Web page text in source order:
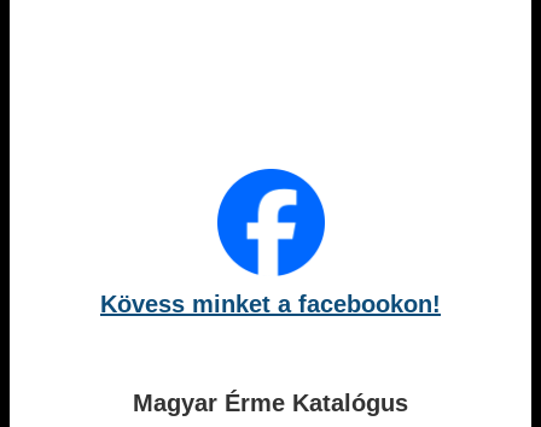
Kövess minket a facebookon!
Magyar Érme Katalógus